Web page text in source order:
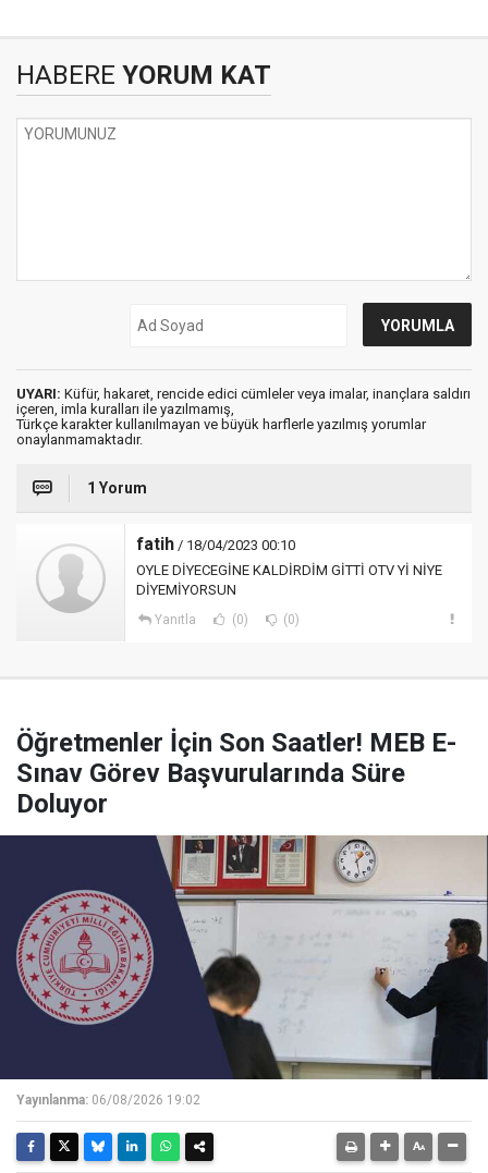
HABERE YORUM KAT
UYARI: Küfür, hakaret, rencide edici cümleler veya imalar, inançlara saldırı
içeren, imla kuralları ile yazılmamış,
Türkçe karakter kullanılmayan ve büyük harflerle yazılmış yorumlar
onaylanmamaktadır.
1 Yorum
fatih / 18/04/2023 00:10
OYLE DİYECEGİNE KALDİRDİM GİTTİ OTV Yİ NİYE
DİYEMİYORSUN
Yanıtla (0) (0)
Öğretmenler İçin Son Saatler! MEB E-
Sınav Görev Başvurularında Süre
Doluyor
Yayınlanma: 06/08/2026 19:02